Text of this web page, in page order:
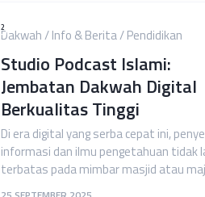
2Dakwah/Info & Berita/Pendidikan
Studio Podcast Islami:
Jembatan Dakwah Digital
Berkualitas Tinggi
Di era digital yang serba cepat ini,
informasi dan ilmu pengetahuan tidak
terbatas pada mimbar masjid atau